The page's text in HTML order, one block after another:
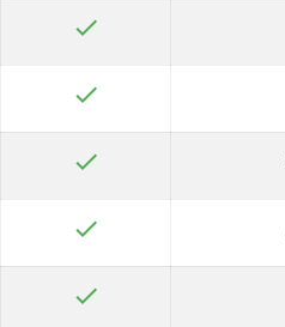
check
check
check
check
check